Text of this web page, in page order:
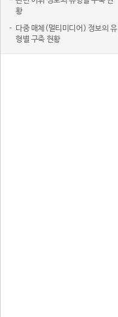
황
다중 매체(멀티미디어) 정보의 유
형별 구축 현황